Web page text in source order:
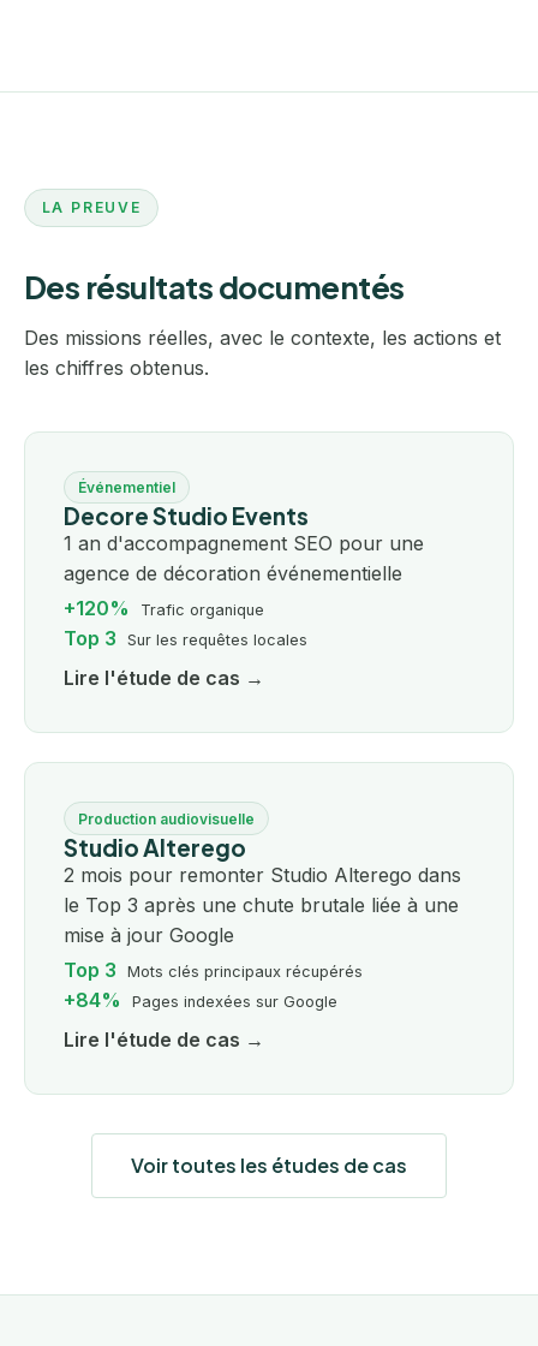
LA PREUVE
Des résultats documentés
Des missions réelles, avec le contexte, les actions et
les chiffres obtenus.
Événementiel
Decore Studio Events
1 an d'accompagnement SEO pour une
agence de décoration événementielle
+120%
Trafic organique
Top 3 Sur les requêtes locales
Lire l'étude de cas →
Production audiovisuelle
Studio Alterego
2 mois pour remonter Studio Alterego dans
le Top 3 après une chute brutale liée à une
mise à jour Google
Top 3
Mots clés principaux récupérés
+84% Pages indexées sur Google
Lire l'étude de cas →
Voir toutes les études de cas